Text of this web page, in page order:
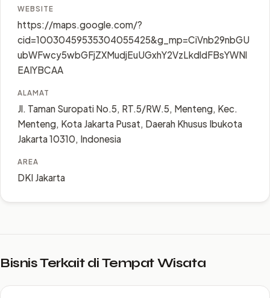
WEBSITE
https://maps.google.com/?
cid=10030459535304055425&g_mp=CiVnb29nbGU
ubWFwcy5wbGFjZXMudjEuUGxhY2VzLkdldFBsYWNl
EAIYBCAA
ALAMAT
Jl. Taman Suropati No.5, RT.5/RW.5, Menteng, Kec.
Menteng, Kota Jakarta Pusat, Daerah Khusus Ibukota
Jakarta 10310, Indonesia
AREA
DKI Jakarta
Bisnis Terkait di Tempat Wisata